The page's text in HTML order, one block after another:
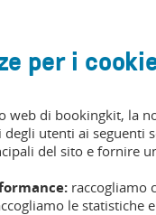
in
nostro
per i
web di bookingkit, la
degli utenti ai seguenti
del sito e fornire
raccogliamo
le statistiche